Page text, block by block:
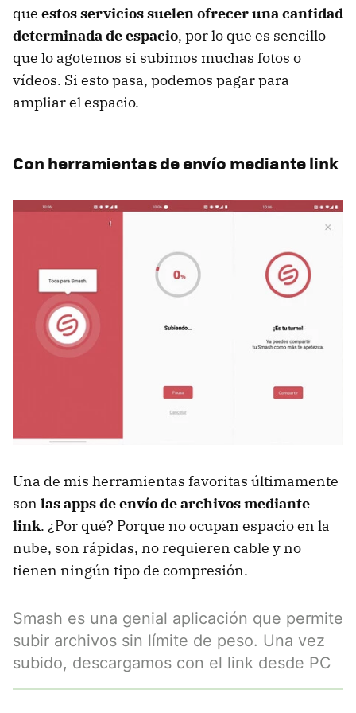
que estos servicios suelen ofrecer una cantidad
determinada de espacio, por lo que es sencillo
que lo agotemos si subimos muchas fotos o
vídeos. Si esto pasa, podemos pagar para
ampliar el espacio.
Con herramientas de envío mediante link
Una de mis herramientas favoritas últimamente
son las apps de envío de archivos mediante
link. ¿Por qué? Porque no ocupan espacio en la
nube, son rápidas, no requieren cable y no
tienen ningún tipo de compresión.
Smash es una genial aplicación que permite
subir archivos sin límite de peso. Una vez
subido, descargamos con el link desde PC